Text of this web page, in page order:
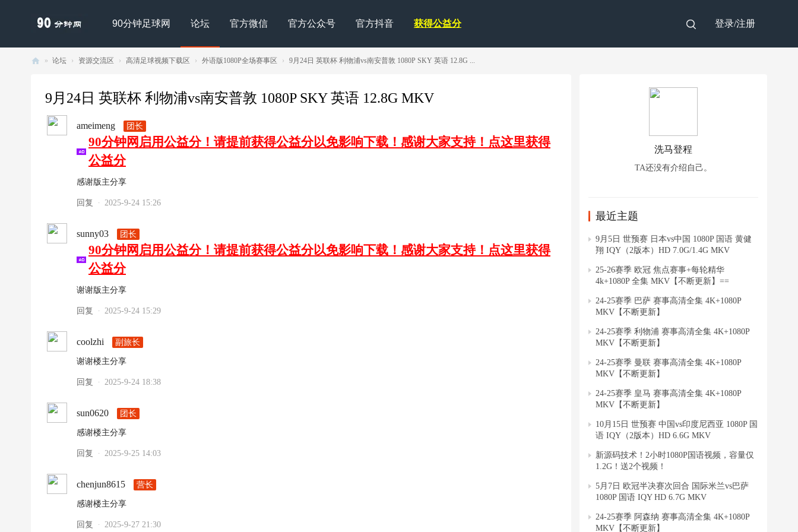
90分钟足球网 论坛 官方微信 官方公众号 官方抖音 获得公益分 登录/注册
» 论坛 › 资源交流区 › 高清足球视频下载区 › 外语版1080P全场赛事区 › 9月24日 英联杯 利物浦vs南安普敦 1080P SKY 英语 12.8G ...
9月24日 英联杯 利物浦vs南安普敦 1080P SKY 英语 12.8G MKV
ameimeng 团长
90分钟网启用公益分！请提前获得公益分以免影响下载！感谢大家支持！点这里获得
公益分
感谢版主分享
回复 · 2025-9-24 15:26
sunny03 团长
90分钟网启用公益分！请提前获得公益分以免影响下载！感谢大家支持！点这里获得
公益分
谢谢版主分享
回复 · 2025-9-24 15:29
coolzhi 副旅长
谢谢楼主分享
回复 · 2025-9-24 18:38
sun0620 团长
感谢楼主分享
回复 · 2025-9-25 14:03
chenjun8615 营长
感谢楼主分享
回复 · 2025-9-27 21:30
洗马登程
TA还没有介绍自己。
最近主题
9月5日 世预赛 日本vs中国 1080P 国语 黄健
翔 IQY（2版本）HD 7.0G/1.4G MKV
25-26赛季 欧冠 焦点赛事+每轮精华
4k+1080P 全集 MKV【不断更新】==
24-25赛季 巴萨 赛事高清全集 4K+1080P
MKV【不断更新】
24-25赛季 利物浦 赛事高清全集 4K+1080P
MKV【不断更新】
24-25赛季 曼联 赛事高清全集 4K+1080P
MKV【不断更新】
24-25赛季 皇马 赛事高清全集 4K+1080P
MKV【不断更新】
10月15日 世预赛 中国vs印度尼西亚 1080P 国
语 IQY（2版本）HD 6.6G MKV
新源码技术！2小时1080P国语视频，容量仅
1.2G！送2个视频！
5月7日 欧冠半决赛次回合 国际米兰vs巴萨
1080P 国语 IQY HD 6.7G MKV
24-25赛季 阿森纳 赛事高清全集 4K+1080P
MKV【不断更新】